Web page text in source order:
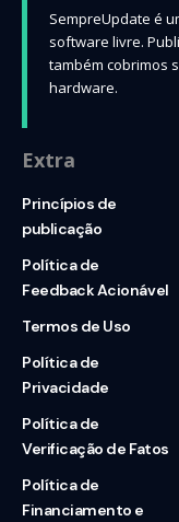
SempreUpdate é
software livre.
também cobrimos
hardware.
Extra
Princípios de
publicação
Política de
Feedback Acionável
Termos de Uso
Política de
Privacidade
Política de
Verificação de Fatos
Política de
Financiamento e